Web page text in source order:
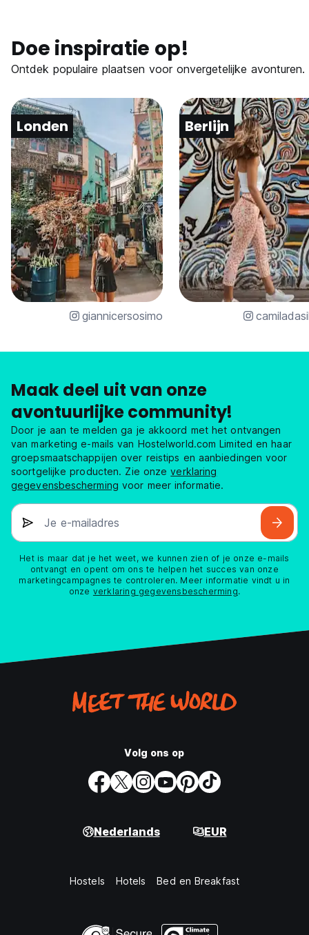
Doe inspiratie op!
Ontdek populaire plaatsen voor onvergetelijke avonturen.
Londen
giannicersosimo
Berlijn
Maak deel uit van onze
avontuurlijke community!
Door je aan te melden ga je akkoord met het ontvangen
van marketing e-mails van Hostelworld.com Limited en haar
groepsmaatschappijen over reistips en aanbiedingen voor
soortgelijke producten. Zie onzeverklaring
gegevensbescherming voor meer informatie.
Je e-mailadres
Het is maar dat je het weet, we kunnen zien of je onze e-mails
ontvangt en opent om ons te helpen het succes van onze
marketingcampagnes te controleren. Meer informatie vindt u in
onze verklaring gegevensbescherming.
Volg ons op
Nederlands EUR
Hostels Hotels Bed en Breakfast